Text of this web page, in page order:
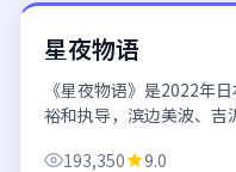
日本
星夜物语
《星夜物语》是2022年
裕和执导，滨边美波、吉
过日韩电影电视剧在线播
193,350 9.0